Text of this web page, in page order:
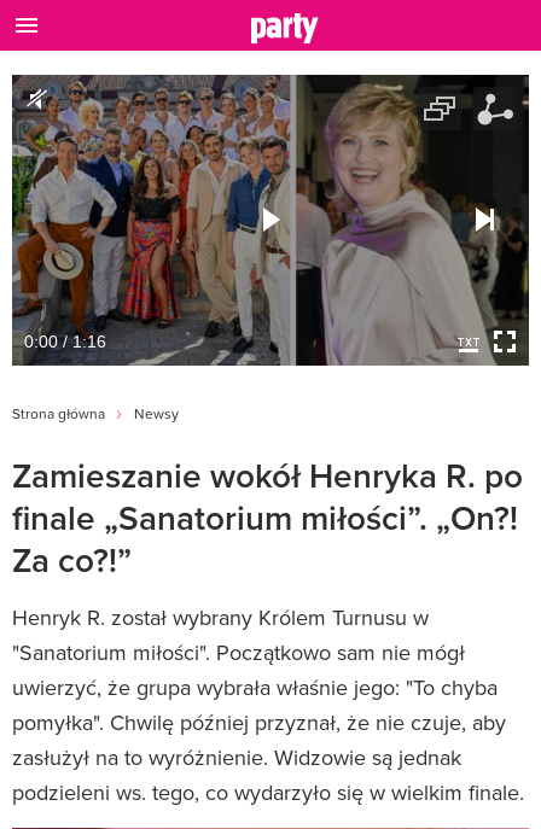
0:00 / 1:16
Strona główna Newsy
Zamieszanie wokół Henryka R. po
finale „Sanatorium miłości”. „On?!
Za co?!”
Henryk R. został wybrany Królem Turnusu w
"Sanatorium miłości". Początkowo sam nie mógł
uwierzyć, że grupa wybrała właśnie jego: "To chyba
pomyłka". Chwilę później przyznał, że nie czuje, aby
zasłużył na to wyróżnienie. Widzowie są jednak
podzieleni ws. tego, co wydarzyło się w wielkim finale.